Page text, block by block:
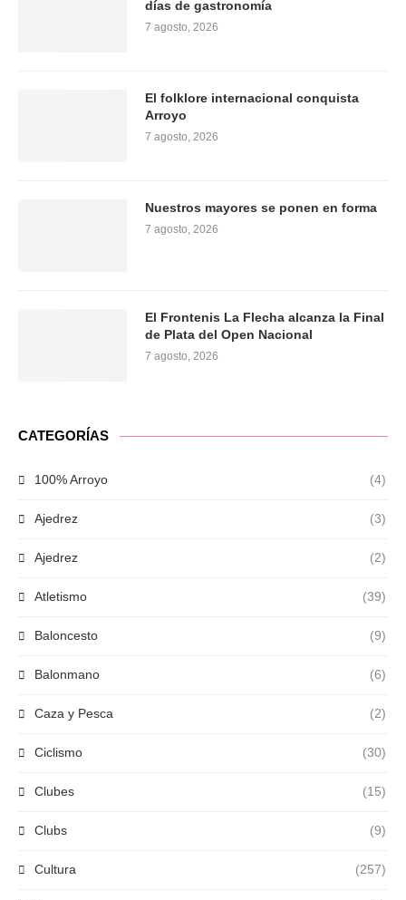
días de gastronomía
7 agosto, 2026
El folklore internacional conquista
Arroyo
7 agosto, 2026
Nuestros mayores se ponen en forma
7 agosto, 2026
El Frontenis La Flecha alcanza la Final
de Plata del Open Nacional
7 agosto, 2026
CATEGORÍAS
100% Arroyo (4)
Ajedrez (3)
Ajedrez (2)
Atletismo (39)
Baloncesto (9)
Balonmano (6)
Caza y Pesca (2)
Ciclismo (30)
Clubes (15)
Clubs (9)
Cultura (257)